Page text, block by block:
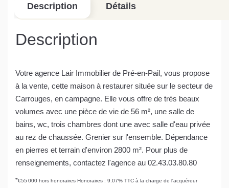
Description Détails
Description
Votre agence Lair Immobilier de Pré-en-Pail, vous propose
à la vente, cette maison à restaurer située sur le secteur de
Carrouges, en campagne. Elle vous offre de très beaux
volumes avec une pièce de vie de 56 m², une salle de
bains, wc, trois chambres dont une avec salle d'eau privée
au rez de chaussée. Grenier sur l'ensemble. Dépendance
en pierres et terrain d'environ 2800 m². Pour plus de
renseignements, contactez l'agence au 02.43.03.80.80
*€55 000 hors honoraires Honoraires : 9.07% TTC à la charge de l'acquéreur